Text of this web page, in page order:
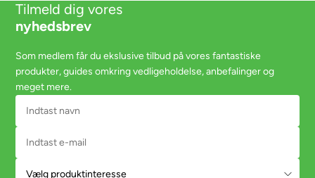
Tilmeld dig vores
nyhedsbrev
Som medlem får du ekslusive tilbud på vores fantastiske
produkter, guides omkring vedligeholdelse, anbefalinger og
meget mere.